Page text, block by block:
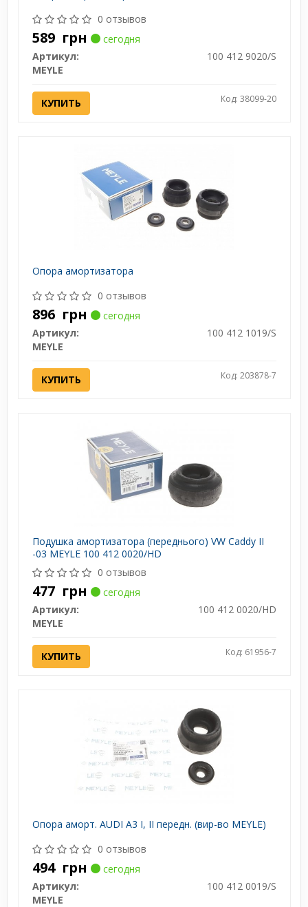
0 отзывов
589 грн
сегодня
Артикул:
100 412 9020/S
MEYLE
КУПИТЬ Код: 38099-20
Опора амортизатора
0 отзывов
896 грн
сегодня
Артикул:
100 412 1019/S
MEYLE
КУПИТЬ Код: 203878-7
Подушка амортизатора (переднього) VW Caddy II
-03 MEYLE 100 412 0020/HD
0 отзывов
477 грн
сегодня
Артикул:
100 412 0020/HD
MEYLE
КУПИТЬ Код: 61956-7
Опора аморт. AUDI A3 I, II передн. (вир-во MEYLE)
0 отзывов
494 грн
сегодня
Артикул:
100 412 0019/S
MEYLE